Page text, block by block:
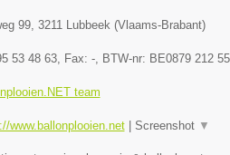
99, 3211 Lubbeek(Vlaams-Brabant)
53 48 63, Fax: -, BTW-nr: BE0879 212
team
www.ballonplooien.net| Screenshot ▼